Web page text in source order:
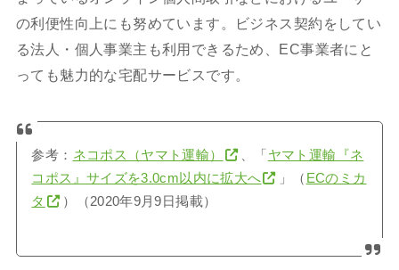
の利便性向上にも努めています。ビジネス契約をしてい
る法人・個人事業主も利用できるため、EC事業者にと
っても魅力的な宅配サービスです。
参考： ネコポス（ヤマト運輸） 、「 ヤマト運輸『ネ
コポス』サイズを3.0cm以内に拡大へ
」（ ECのミカ
タ
）（2020年9月9日掲載）